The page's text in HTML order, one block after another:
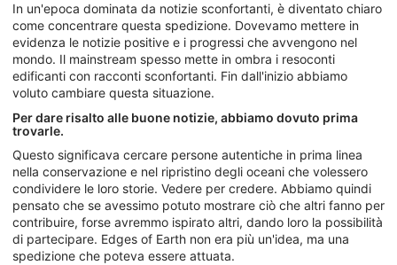
In un'epoca dominata da notizie sconfortanti, è diventato chiaro
come concentrare questa spedizione. Dovevamo mettere in
evidenza le notizie positive e i progressi che avvengono nel
mondo. Il mainstream spesso mette in ombra i resoconti
edificanti con racconti sconfortanti. Fin dall'inizio abbiamo
voluto cambiare questa situazione.
Per dare risalto alle buone notizie, abbiamo dovuto prima
trovarle.
Questo significava cercare persone autentiche in prima linea
nella conservazione e nel ripristino degli oceani che volessero
condividere le loro storie. Vedere per credere. Abbiamo quindi
pensato che se avessimo potuto mostrare ciò che altri fanno per
contribuire, forse avremmo ispirato altri, dando loro la possibilità
di partecipare. Edges of Earth non era più un'idea, ma una
spedizione che poteva essere attuata.